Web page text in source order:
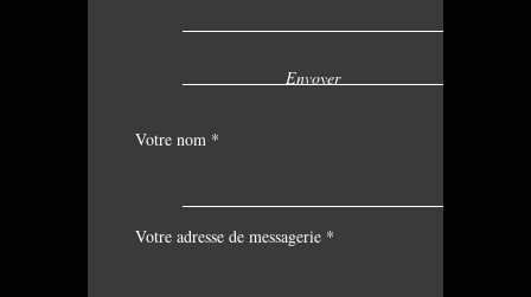
Votre nom *
Votre adresse de messagerie *